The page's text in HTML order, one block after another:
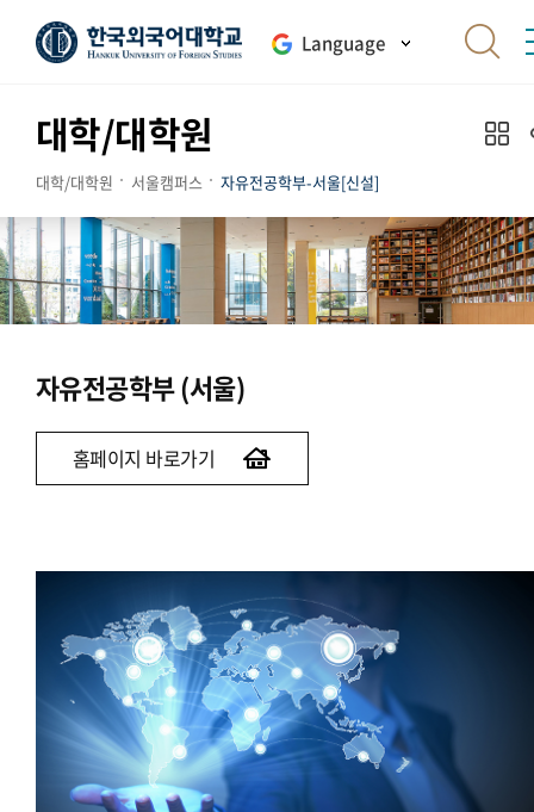
Language
대학/대학원
대학/대학원 서울캠퍼스 자유전공학부-서울[신설]
자유전공학부 (서울)
홈페이지 바로가기